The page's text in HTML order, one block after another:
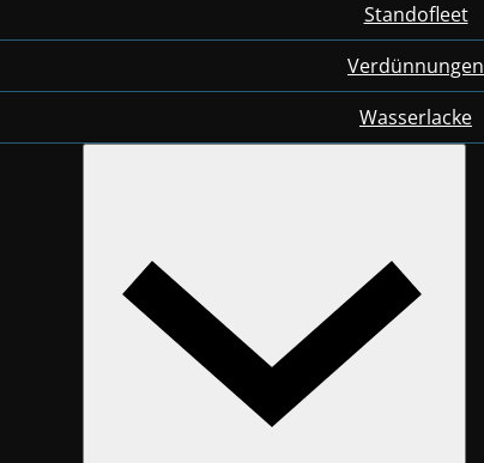
Standofleet
Verdünnungen
Wasserlacke